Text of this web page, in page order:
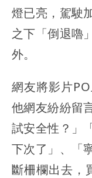
燈已亮，駕駛
之下「倒退嚕
外。
網友將影片
他網友紛紛留
試安全性？」
下次了」、「
斷柵欄出去，